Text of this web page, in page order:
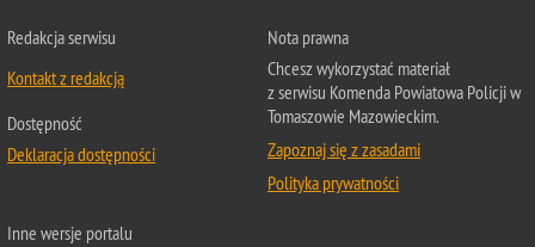
Redakcja serwisu
Kontakt z redakcją
Dostępność
Deklaracja dostępności
Nota prawna
Chcesz wykorzystać materiał
z serwisu Komenda Powiatowa Policji w
Tomaszowie Mazowieckim.
Zapoznaj się z zasadami
Polityka prywatności
Inne wersje portalu